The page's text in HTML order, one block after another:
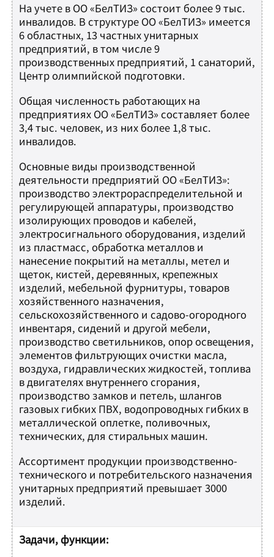
На учете в ОО «БелТИЗ» состоит более 9 тыс.
инвалидов. В структуре ОО «БелТИЗ» имеется
6 областных, 13 частных унитарных
предприятий, в том числе 9
производственных предприятий, 1 санаторий,
Центр олимпийской подготовки.
Общая численность работающих на
предприятиях ОО «БелТИЗ» составляет более
3,4 тыс. человек, из них более 1,8 тыс.
инвалидов.
Основные виды производственной
деятельности предприятий ОО «БелТИЗ»:
производство электрораспределительной и
регулирующей аппаратуры, производство
изолирующих проводов и кабелей,
электросигнального оборудования, изделий
из пластмасс, обработка металлов и
нанесение покрытий на металлы, метел и
щеток, кистей, деревянных, крепежных
изделий, мебельной фурнитуры, товаров
хозяйственного назначения,
сельскохозяйственного и садово-огородного
инвентаря, сидений и другой мебели,
производство светильников, опор освещения,
элементов фильтрующих очистки масла,
воздуха, гидравлических жидкостей, топлива
в двигателях внутреннего сгорания,
производство замков и петель, шлангов
газовых гибких ПВХ, водопроводных гибких в
металлической оплетке, поливочных,
технических, для стиральных машин.
Ассортимент продукции производственно-
технического и потребительского назначения
унитарных предприятий превышает 3000
изделий.
Задачи, функции: